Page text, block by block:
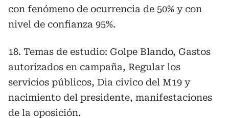
con fenómeno de ocurrencia de 50% y con
nivel de confianza 95%.
18. Temas de estudio: Golpe Blando, Gastos
autorizados en campaña, Regular los
servicios públicos, Dia civico del M19 y
nacimiento del presidente, manifestaciones
de la oposición.